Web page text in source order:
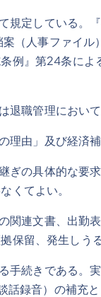
定している。
（人事ファイ
例』第24条に
職管理におい
由」及び経済
の具体的な要
くてよい。
連文書、出勤
留、発生しう
続きである。
録音）の補充